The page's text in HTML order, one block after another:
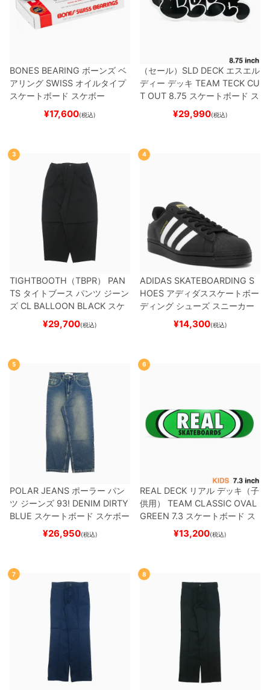
BONES BEARING ボーンズ ベ
アリング SWISS オイルタイプ
スケートボード スケボー
¥17,600(税込)
（セール） SLD DECK エスエル
ディー デッキ TEAM TECK CU
T OUT 8.75 スケートボード ス
¥29,990(税込)
3
TIGHTBOOTH（TBPR） PAN
TS タイトブース パンツ ジーン
ズ CL BALLOON BLACK スケ
ートボード スケボー
¥29,700(税込)
4
ADIDAS SKATEBOARDING S
HOES アディダススケートボー
ディング シューズ スニーカー
スーパースター SUPERSTAR A
BLACK/WHITE/WHITE
ー
¥14,300(税込)
5
POLAR JEANS ポーラー パン
ツ ジーンズ 93! DENIM DIRTY
BLUE スケートボード スケボー
¥26,950(税込)
6
REAL DECK リアル デッキ（子
供用）
TEAM CLASSIC OVAL
GREEN 7.3 スケートボード ス
¥13,200(税込)
7 8